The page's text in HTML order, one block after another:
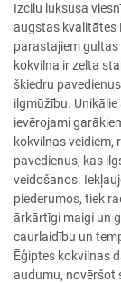
Izcilu luksusa
augstas kvalitātes
parastajiem gultas
kokvilna ir zelta
šķiedru
ilgmūžību.
ievērojami
kokvilnas
pavedienus, kas
veidošanos.
piederumos, tiek
ārkārtīgi maigi un
caurlaidību un
Ēģiptes kokvilnas
audumu, novēršot